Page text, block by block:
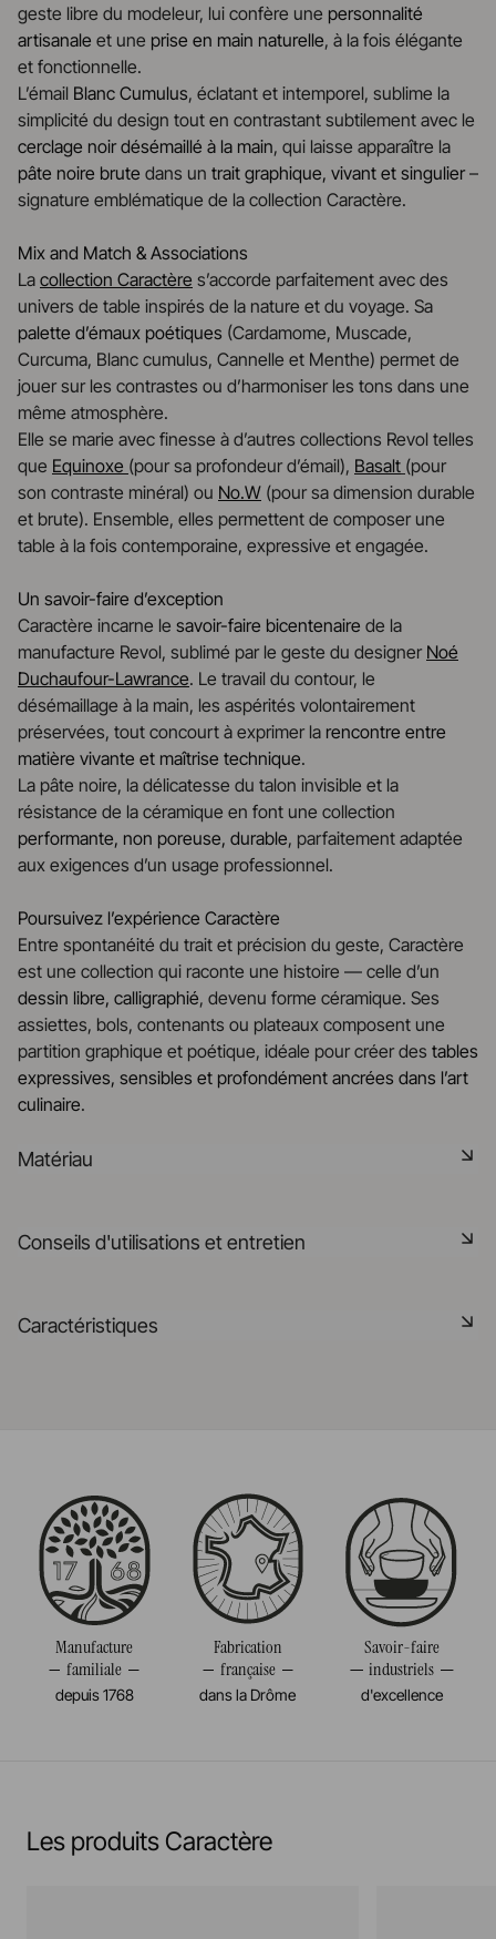
geste libre du modeleur, lui confère une personnalité
artisanale et une prise en main naturelle, à la fois élégante
et fonctionnelle.
L’émail Blanc Cumulus, éclatant et intemporel, sublime la
simplicité du design tout en contrastant subtilement avec le
cerclage noir désémaillé à la main, qui laisse apparaître la
pâte noire brute dans un trait graphique, vivant et singulier–
signature emblématique de la collection Caractère.
Mix and Match & Associations
La collection Caractère s’accorde parfaitement avec des
univers de table inspirés de la nature et du voyage. Sa
palette d’émaux poétiques (Cardamome, Muscade,
Curcuma, Blanc cumulus, Cannelle et Menthe) permet de
jouer sur les contrastes ou d’harmoniser les tons dans une
même atmosphère.
Elle se marie avec finesse à d’autres collections Revol telles
que Equinoxe (pour sa profondeur d’émail), Basalt (pour
son contraste minéral) ou No.W (pour sa dimension durable
et brute). Ensemble, elles permettent de composer une
table à la fois contemporaine, expressive et engagée.
Un savoir-faire d’exception
Caractère incarne le savoir-faire bicentenaire de la
manufacture Revol, sublimé par le geste du designer Noé
Duchaufour-Lawrance. Le travail du contour, le
désémaillage à la main, les aspérités volontairement
préservées, tout concourt à exprimer la rencontre entre
matière vivante et maîtrise technique.
La pâte noire, la délicatesse du talon invisible et la
résistance de la céramique en font une collection
performante, non poreuse, durable, parfaitement adaptée
aux exigences d’un usage professionnel.
Poursuivez l’expérience Caractère
Entre spontanéité du trait et précision du geste, Caractère
est une collection qui raconte une histoire — celle d’un
dessin libre, calligraphié, devenu forme céramique. Ses
assiettes, bols, contenants ou plateaux composent une
partition graphique et poétique, idéale pour créer des tables
expressives, sensibles et profondément ancrées dans l’art
culinaire.
Matériau
manufacture REVOL. Elle dispose des mêmes qualités
département R&D
Conseils d'utilisations et entretien
Passe au micro-onde
Résiste au congélateur et aux chocs thermiques
(-20°c)
Pas de cuisson à la flamme, ni gaz, ni électrique
Caractéristiques
Diamètre
Volume 22CL
Poids 0,290KG
Manufacture
familiale
depuis 1768
Fabrication
française
dans la Drôme
Savoir-faire
industriels
d'excellence
Les produits Caractère